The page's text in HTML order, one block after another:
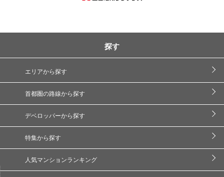
探す
エリアから探す
首都圏の路線から探す
デベロッパーから探す
特集から探す
人気マンションランキング